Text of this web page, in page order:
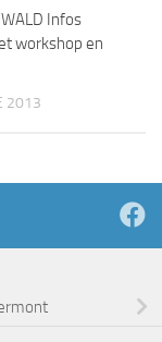
Infos
workshop en
2013